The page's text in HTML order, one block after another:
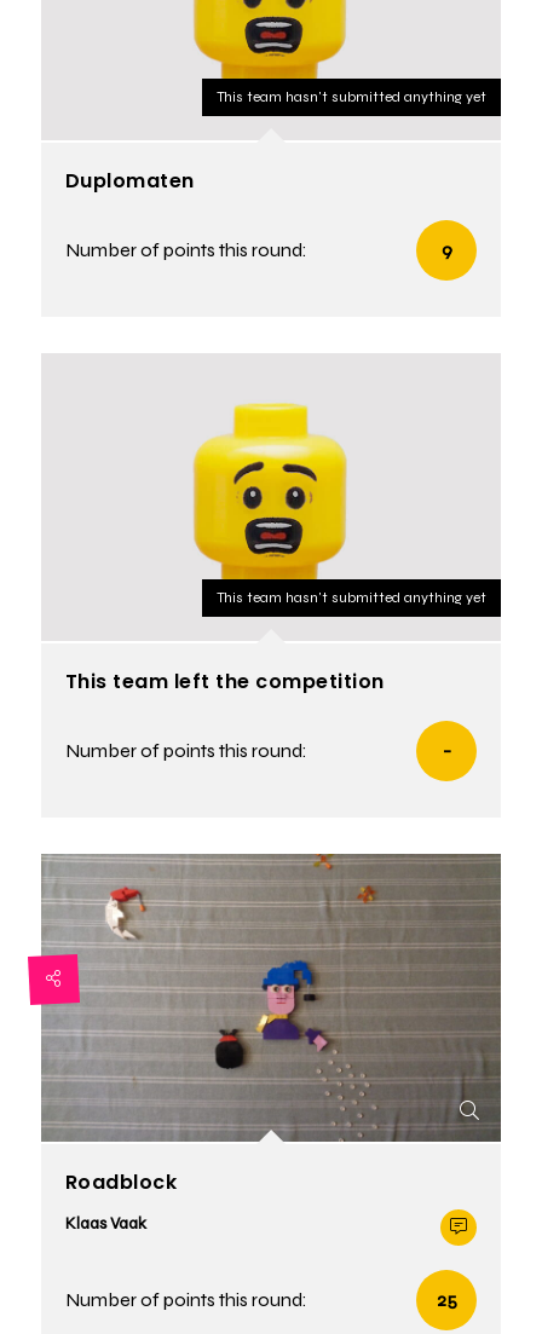
This team hasn't submitted anything yet
Duplomaten
Number of points this round: 9
This team hasn't submitted anything yet
This team left the competition
Number of points this round: -
Roadblock
Klaas Vaak
Number of points this round: 25